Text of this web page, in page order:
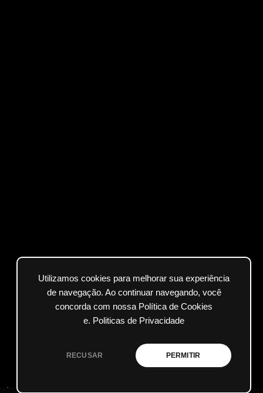
Utilizamos cookies para melhorar sua experiência
de navegação. Ao continuar navegando, você
concorda com nossa Política de Cookies
e. Politicas de Privacidade
RECUSAR PERMITIR